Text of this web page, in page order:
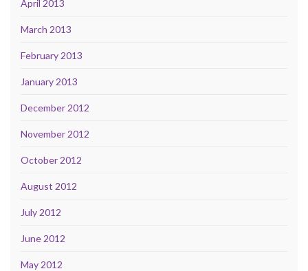
April 2013
March 2013
February 2013
January 2013
December 2012
November 2012
October 2012
August 2012
July 2012
June 2012
May 2012